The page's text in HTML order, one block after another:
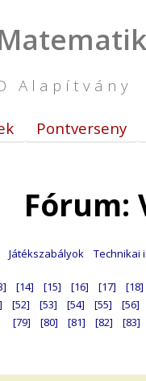
Alapítvány
Pontverseny
Fórum:
Játékszabályok Technikai
[14] [15] [16] [17] [18]
[52] [53] [54] [55] [56]
[79]
[80] [81] [82] [83]